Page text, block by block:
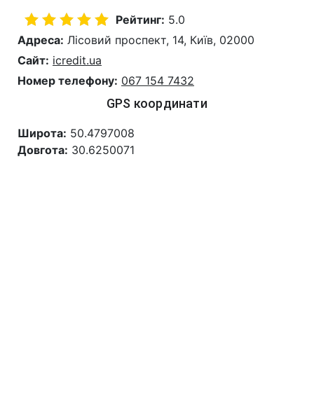
Рейтинг: 5.0
Адреса: Лісовий проспект, 14, Київ, 02000
Сайт: icredit.ua
Номер телефону: 067 154 7432
GPS координати
Широта: 50.4797008
Довгота: 30.6250071